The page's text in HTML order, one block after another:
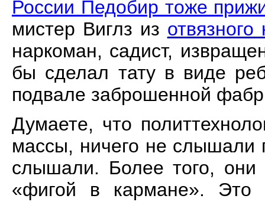
России Педобир тоже
мистер Виглз из
наркоман, садист,
бы сделал тату в виде
подвале заброшенной
Думаете, что
массы, ничего не слышали
слышали. Более того, они
«фигой в кармане».